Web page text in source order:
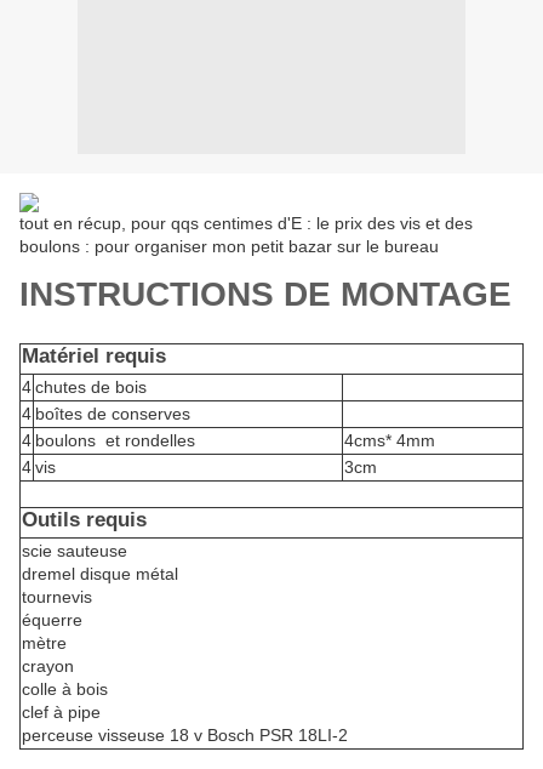
tout en récup, pour qqs centimes d'E : le prix des vis et des
boulons : pour organiser mon petit bazar sur le bureau
INSTRUCTIONS DE MONTAGE
Matériel requis
4chutes de bois
4 boîtes de conserves
4 boulons et rondelles
4cms* 4mm
4vis 3cm
Outils requis
scie sauteuse
dremel disque métal
tournevis
équerre
mètre
crayon
colle à bois
clef à pipe
perceuse visseuse 18 v Bosch PSR 18LI-2